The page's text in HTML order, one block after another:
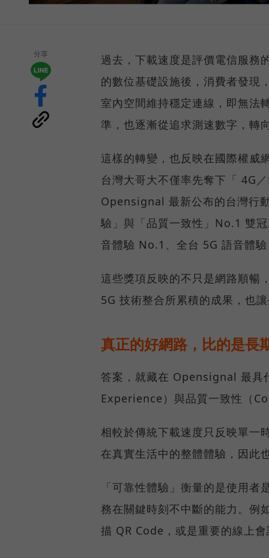
分享
過去，下載速度是評價電信服務
的數位基礎設施後，消費者發現
室內空間維持穩定連線，即無法
準，也逐漸從追求測速數字，轉
這樣的轉變，也反映在國際權
台灣大哥大不僅率先奪下「 4G
Opensignal 最新公布的台灣行
驗」與「品質一致性」No.1 雙
音體驗 No.1、全台 5G 語音體
這些獎項反映的不只是網路順暢
5G 技術整合所累積的成果，也
真正的好網路，比的是長
答案，就藏在 Opensignal 最
Experience）與品質一致性（
相較於傳統下載速度只反映單一
在真實生活中的整體體驗，因此
「可靠性體驗」衡量的是使用
務在關鍵時刻不中斷的能力。例
描 QR Code，或是重要的線上